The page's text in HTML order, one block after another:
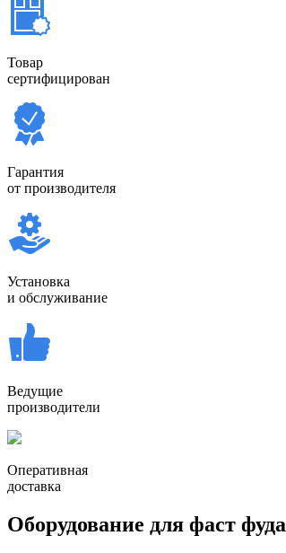
Товар
сертифицирован
Гарантия
от производителя
Установка
и обслуживание
Ведущие
производители
Оперативная
доставка
Оборудование для фаст фуда